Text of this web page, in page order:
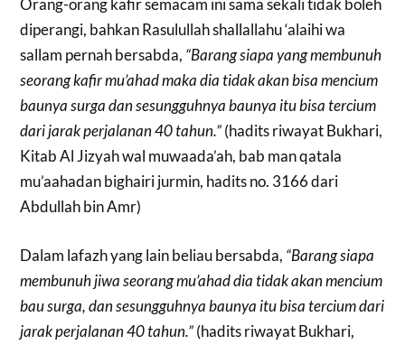
Orang-orang kafir semacam ini sama sekali tidak boleh
diperangi, bahkan Rasulullah shallallahu ‘alaihi wa
sallam pernah bersabda, “Barang siapa yang membunuh
seorang kafir mu’ahad maka dia tidak akan bisa mencium
baunya surga dan sesungguhnya baunya itu bisa tercium
dari jarak perjalanan 40 tahun.”(hadits riwayat Bukhari,
Kitab Al Jizyah wal muwaada’ah, bab man qatala
mu’aahadan bighairi jurmin, hadits no. 3166 dari
Abdullah bin Amr)
Dalam lafazh yang lain beliau bersabda, “Barang siapa
membunuh jiwa seorang mu’ahad dia tidak akan mencium
bau surga, dan sesungguhnya baunya itu bisa tercium dari
jarak perjalanan 40 tahun.”(hadits riwayat Bukhari,